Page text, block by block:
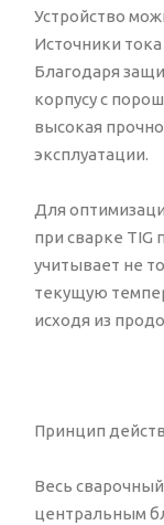
Устройство
Источники
Благодаря
корпусу с
высокая
эксплуатации.
Для
при сварке TIG
учитывает не
текущую
исходя из
Принцип
Весь
центральным